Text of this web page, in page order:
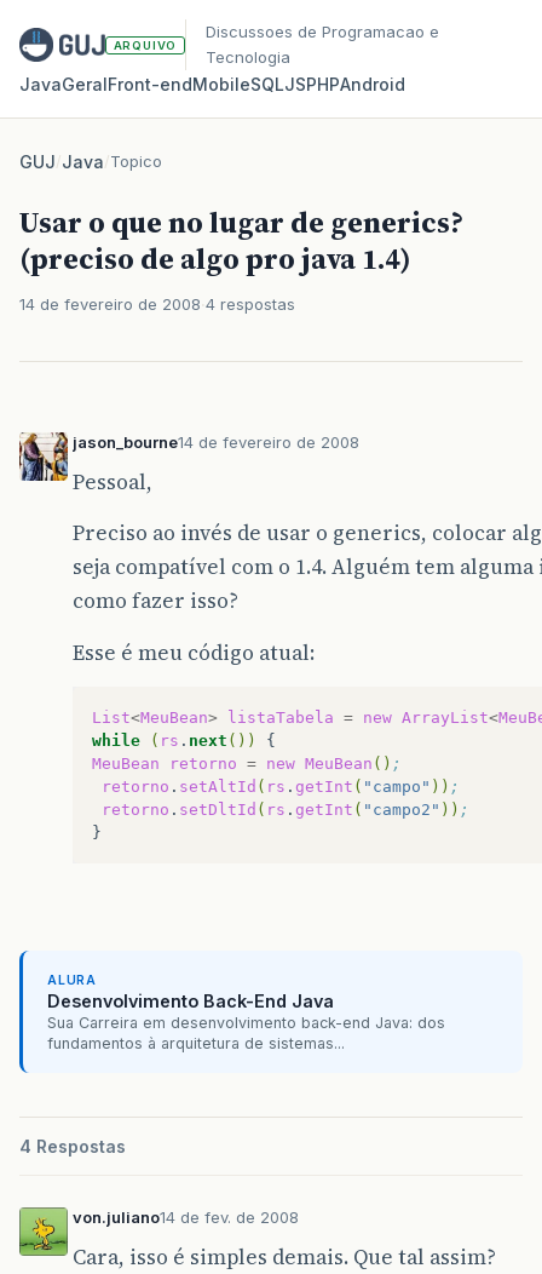
ARQUIVO
Discussoes de Programacao e
Tecnologia
JavaGeralFront‑endMobileSQLJSPHPAndroid
GUJ/Java/Topico
Usar o que no lugar de generics?
(preciso de algo pro java 1.4)
14 de fevereiro de 2008 4 respostas
jason_bourne14 de fevereiro de 2008
Pessoal,
Preciso ao invés de usar o generics, colocar
seja compatível com o 1.4. Alguém tem alguma
como fazer isso?
Esse é meu código atual:
List<MeuBean> listaTabela = new ArrayList<
while
( rs . next ())
MeuBean
retorno = new MeuBean () ;
retorno . setAltId ( rs . getInt ( "campo" )) ;
retorno . setDltId ( rs . getInt ( "campo2" )) ;
ALURA
Desenvolvimento Back-End Java
Sua Carreira em desenvolvimento back-end Java: dos
fundamentos à arquitetura de sistemas...
4 Respostas
von.juliano14 de fev. de 2008
Cara, isso é simples demais. Que tal assim?